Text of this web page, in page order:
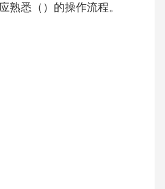
熟悉（）的操作流程。